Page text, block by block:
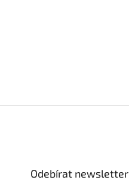
Odebírat newsletter